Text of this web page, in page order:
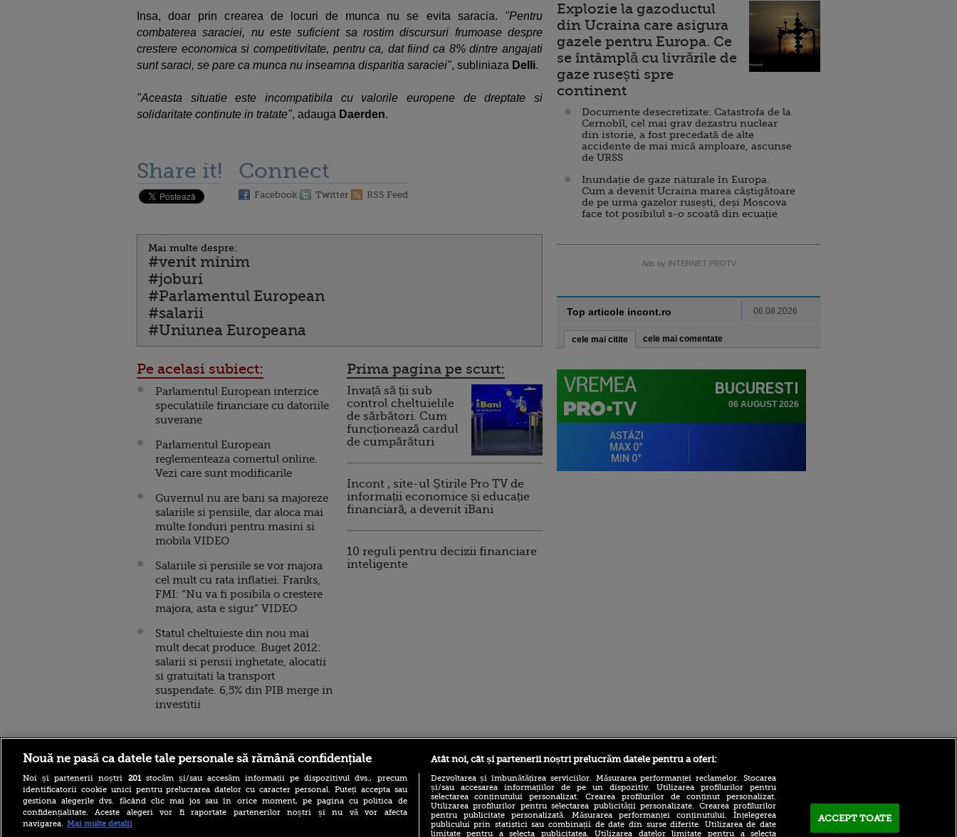
Insa, doar prin crearea de locuri de munca nu se evita saracia. "Pentru
combaterea saraciei, nu este suficient sa rostim discursuri frumoase despre
crestere economica si competitivitate, pentru ca, dat fiind ca 8% dintre angajati
sunt saraci, se pare ca munca nu inseamna disparitia saraciei", subliniaza Delli.
"Aceasta situatie este incompatibila cu valorile europene de dreptate si
solidaritate continute in tratate", adauga Daerden.
Share it! Connect
Facebook Twitter RSS Feed
Mai multe despre:
#venit minim
#joburi
#Parlamentul European
#salarii
#Uniunea Europeana
Pe acelasi subiect:
Parlamentul European interzice
speculatiile financiare cu datoriile
suverane
Parlamentul European
reglementeaza comertul online.
Vezi care sunt modificarile
Guvernul nu are bani sa majoreze
salariile si pensiile, dar aloca mai
multe fonduri pentru masini si
mobila VIDEO
Salariile si pensiile se vor majora
cel mult cu rata inflatiei. Franks,
FMI: “Nu va fi posibila o crestere
majora, asta e sigur” VIDEO
Statul cheltuieste din nou mai
mult decat produce. Buget 2012:
salarii si pensii inghetate, alocatii
si gratuitati la transport
suspendate. 6,5% din PIB merge in
investitii
Prima pagina pe scurt:
Invață să ții sub
control cheltuielile
de sărbători. Cum
funcționează cardul
de cumpărături
Incont , site-ul Știrile Pro TV de
informații economice și educație
financiară, a devenit iBani
10 reguli pentru decizii financiare
inteligente
Explozie la gazoductul
din Ucraina care asigura
gazele pentru Europa. Ce
se întâmplă cu livrările de
gaze rusești spre
continent
Documente desecretizate: Catastrofa de la
Cernobîl, cel mai grav dezastru nuclear
din istorie, a fost precedată de alte
accidente de mai mică amploare, ascunse
de URSS
Inundație de gaze naturale în Europa.
Cum a devenit Ucraina marea câștigătoare
de pe urma gazelor rusești, deși Moscova
face tot posibilul s-o scoată din ecuație
Ads by INTERNET PROTV
Top articole incont.ro 06.08.2026
cele mai citite cele mai comentate
Stirileprotv.ro ilike-it.ro foodstory.ro Procinema.ro Sport.ro
Nouă ne pasă ca datele tale personale să rămână confidențiale
Noi și partenerii noștri 201stocăm și/sau accesăm informații pe dispozitivul dvs., precum
identificatorii cookie unici pentru prelucrarea datelor cu caracter personal. Puteți accepta sau
gestiona alegerile dvs. făcând clic mai jos sau în orice moment, pe pagina cu politica de
confidențialitate. Aceste alegeri vor fi raportate partenerilor noștri și nu vă vor afecta
navigarea. Mai multe detalii
Atât noi, cât și partenerii noștri prelucrăm datele pentru a oferi:
Dezvoltarea și îmbunătățirea serviciilor. Măsurarea performanței reclamelor. Stocarea
și/sau accesarea informațiilor de pe un dispozitiv. Utilizarea profilurilor pentru
selectarea conținutului personalizat. Crearea profilurilor de conținut personalizat.
Utilizarea profilurilor pentru selectarea publicității personalizate. Crearea profilurilor
pentru publicitate personalizată. Măsurarea performanței conținutului. Înțelegerea
publicului prin statistici sau combinații de date din surse diferite. Utilizarea de date
limitate pentru a selecta publicitatea. Utilizarea datelor limitate pentru a selecta
ACCEPT TOATE